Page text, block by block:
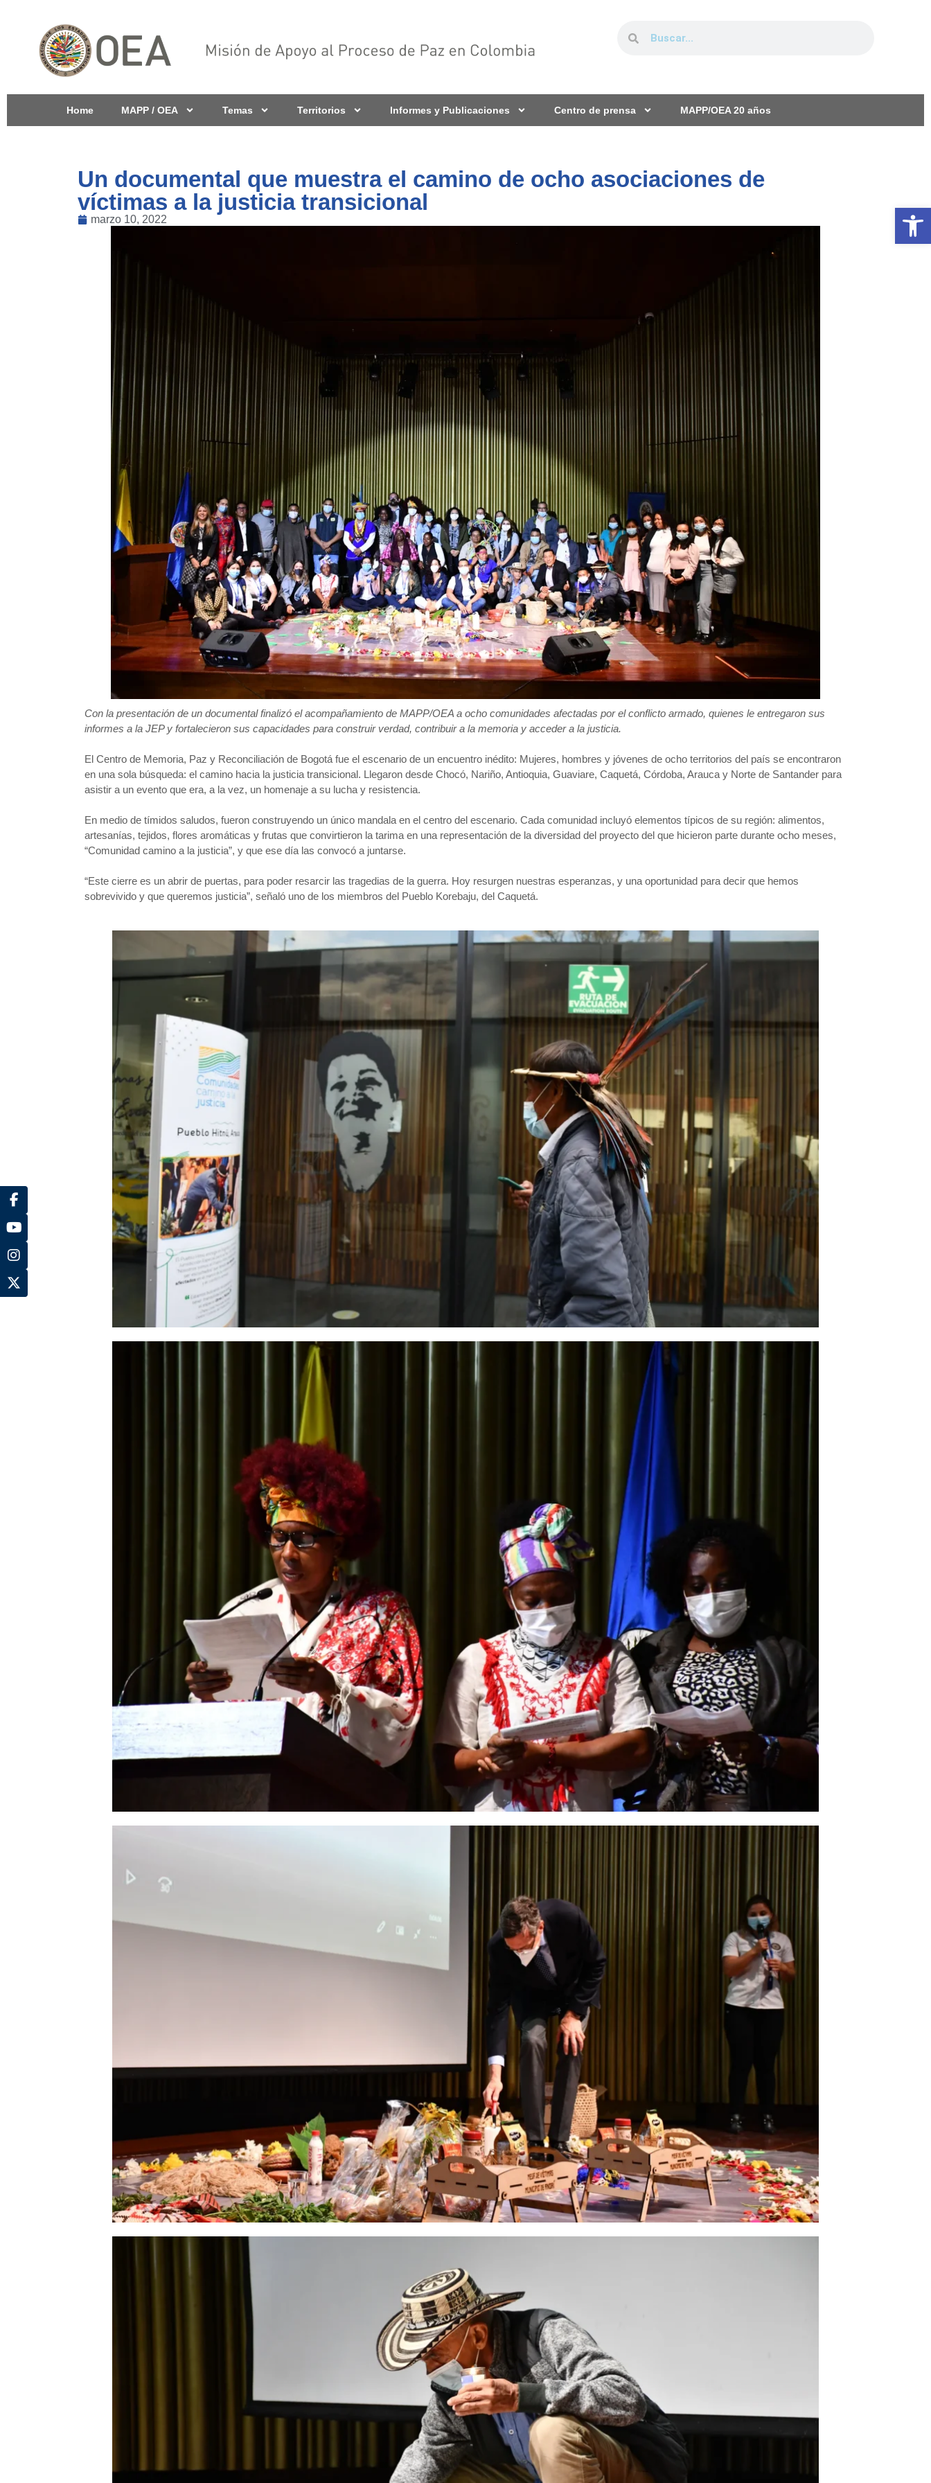
Home MAPP / OEA Temas Territorios Informes y Publicaciones Centro de prensa MAPP/OEA 20 años
Un documental que muestra el camino de ocho asociaciones de
víctimas a la justicia transicional
marzo 10, 2022
Con la presentación de un documental finalizó el acompañamiento de MAPP/OEA a ocho comunidades afectadas por el conflicto armado, quienes le entregaron sus
informes a la JEP y fortalecieron sus capacidades para construir verdad, contribuir a la memoria y acceder a la justicia.
El Centro de Memoria, Paz y Reconciliación de Bogotá fue el escenario de un encuentro inédito: Mujeres, hombres y jóvenes de ocho territorios del país se encontraron
en una sola búsqueda: el camino hacia la justicia transicional. Llegaron desde Chocó, Nariño, Antioquia, Guaviare, Caquetá, Córdoba, Arauca y Norte de Santander para
asistir a un evento que era, a la vez, un homenaje a su lucha y resistencia.
En medio de tímidos saludos, fueron construyendo un único mandala en el centro del escenario. Cada comunidad incluyó elementos típicos de su región: alimentos,
artesanías, tejidos, flores aromáticas y frutas que convirtieron la tarima en una representación de la diversidad del proyecto del que hicieron parte durante ocho meses,
“Comunidad camino a la justicia”, y que ese día las convocó a juntarse.
“Este cierre es un abrir de puertas, para poder resarcir las tragedias de la guerra. Hoy resurgen nuestras esperanzas, y una oportunidad para decir que hemos
sobrevivido y que queremos justicia”, señaló uno de los miembros del Pueblo Korebaju, del Caquetá.